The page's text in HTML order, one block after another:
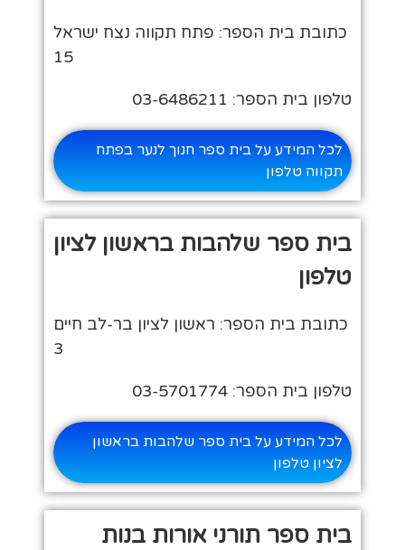
כתובת בית הספר: פתח תקווה נצח ישראל
15
טלפון בית הספר: 03-6486211
לכל המידע על בית ספר חנוך לנער בפתח
תקווה טלפון
בית ספר שלהבות בראשון לציון
טלפון
כתובת בית הספר: ראשון לציון בר-לב חיים
3
טלפון בית הספר: 03-5701774
לכל המידע על בית ספר שלהבות בראשון
לציון טלפון
בית ספר תורני אורות בנות